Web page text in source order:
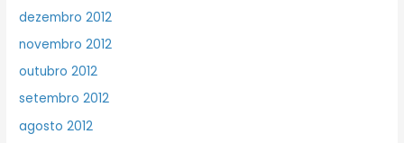
dezembro 2012
novembro 2012
outubro 2012
setembro 2012
agosto 2012